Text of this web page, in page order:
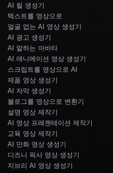
AI 릴 생성기
텍스트를 영상으로
얼굴 없는 AI 영상 생성기
AI 광고 생성기
AI 말하는 아바타
AI 애니메이션 영상 생성기
스크립트를 영상으로 AI
제품 영상 생성기
AI 자막 생성기
블로그를 영상으로 변환기
설명 영상 제작기
AI 영상 프레젠테이션 제작기
교육 영상 제작기
AI 만화 영상 생성기
디즈니 픽사 영상 생성기
지브리 AI 영상 생성기